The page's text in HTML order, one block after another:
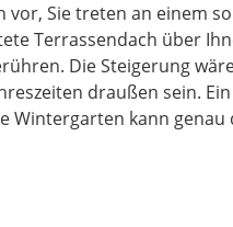
vor, Sie treten an einem
Terrassendach über
Die Steigerung
draußen sein.
kann genau